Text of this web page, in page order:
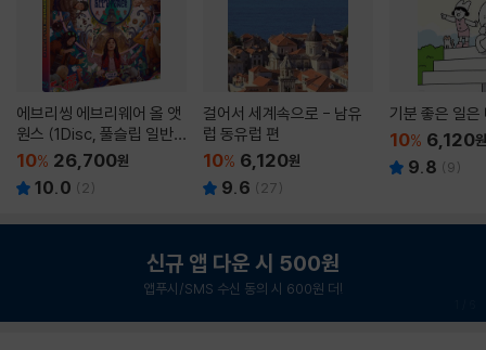
에브리씽 에브리웨어 올 앳
원스 (1Disc, 풀슬립 일반
판) : 블루레이
10% 26,700원
10.0 ( 2)
걸어서 세계속으로 - 남유
럽 동유럽 편
10% 6,120원
9.6 ( 27)
기분 좋은 일은
10% 6,120원
9.8 (9)
신규 앱 다운 시 500원
앱푸시/SMS 수신 동의 시 600원 더!